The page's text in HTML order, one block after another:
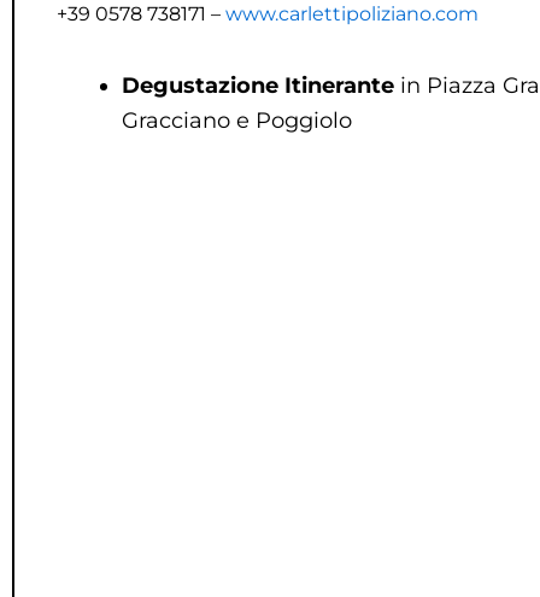
+39 0578 738171 – www.carlettipoliziano.com
Degustazione Itinerante in Piazza
Gracciano e Poggiolo